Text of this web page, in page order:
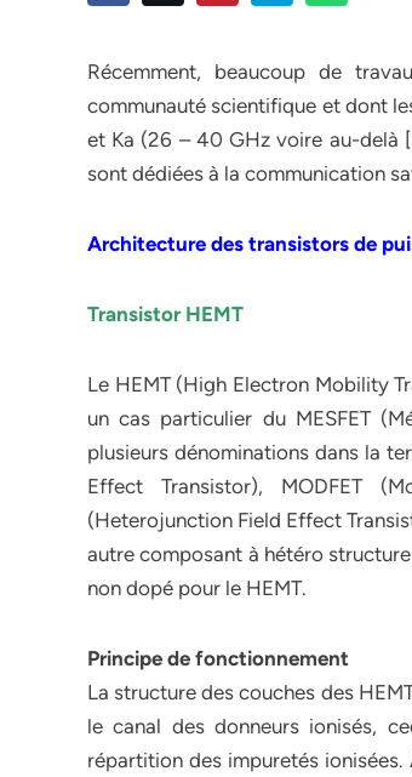
Récemment, beaucoup de
communauté scientifique et dont
et Ka (26 – 40 GHz voire au-delà
sont dédiées à la communication
Architecture des transistors de
Transistor HEMT
Le HEMT (High Electron Mobility
un cas particulier du MESFET
plusieurs dénominations dans la
Effect Transistor), MODFET
(Heterojunction Field Effect
autre composant à hétéro
non dopé pour le HEMT.
Principe de fonctionnement
La structure des couches des
le canal des donneurs ionisés,
répartition des impuretés ionisées.